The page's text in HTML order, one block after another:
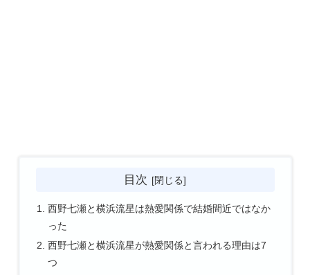
目次
西野七瀬と横浜流星は熱愛関係で結婚間近ではなか
った
西野七瀬と横浜流星が熱愛関係と言われる理由は7
つ